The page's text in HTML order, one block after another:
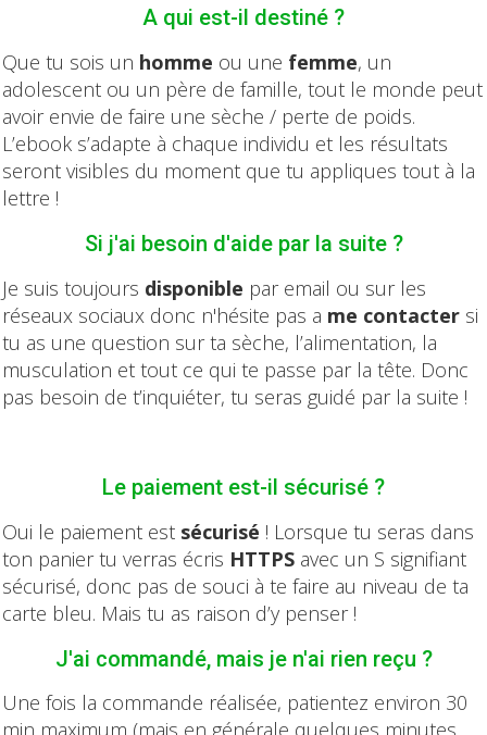
A qui est-il destiné ?
Que tu sois un homme ou une femme, un
adolescent ou un père de famille, tout le monde peut
avoir envie de faire une sèche / perte de poids.
L’ebook s’adapte à chaque individu et les résultats
seront visibles du moment que tu appliques tout à la
lettre !
Si j'ai besoin d'aide par la suite ?
Je suis toujours disponible par email ou sur les
réseaux sociaux donc n'hésite pas a me contacter si
tu as une question sur ta sèche, l’alimentation, la
musculation et tout ce qui te passe par la tête. Donc
pas besoin de t’inquiéter, tu seras guidé par la suite !
Le paiement est-il sécurisé ?
Oui le paiement est sécurisé ! Lorsque tu seras dans
ton panier tu verras écris HTTPS avec un S signifiant
sécurisé, donc pas de souci à te faire au niveau de ta
carte bleu. Mais tu as raison d’y penser !
J'ai commandé, mais je n'ai rien reçu ?
Une fois la commande réalisée, patientez environ 30